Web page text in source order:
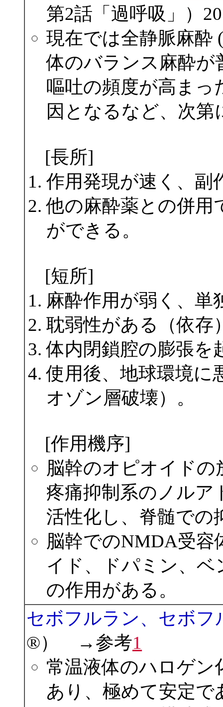
第2話「過呼吸」）
現在では全静脈麻酔 (
体のバランス麻酔が
嘔吐の頻度が高まっ
因となるなど、次
[長所]
作用発現が速く、副
他の麻酔薬との併用
ができる。
[短所]
麻酔作用が弱く、単
耽弱性がある（依存
体内閉鎖腔の膨張を
使用後、地球環境に
オゾン層破壊）。
[作用機序]
脳幹のオピオイド
疼痛抑制系のノルア
活性化し、脊髄での
脳幹でのNMDA受容
イド、ドパミン、
の作用がある。
セボフルラン、セボフ
®） →参考1
常温液体のハロゲン
あり、極めて安定で